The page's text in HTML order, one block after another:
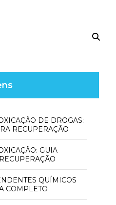
RECUPERAÇÃO
COMPLETO